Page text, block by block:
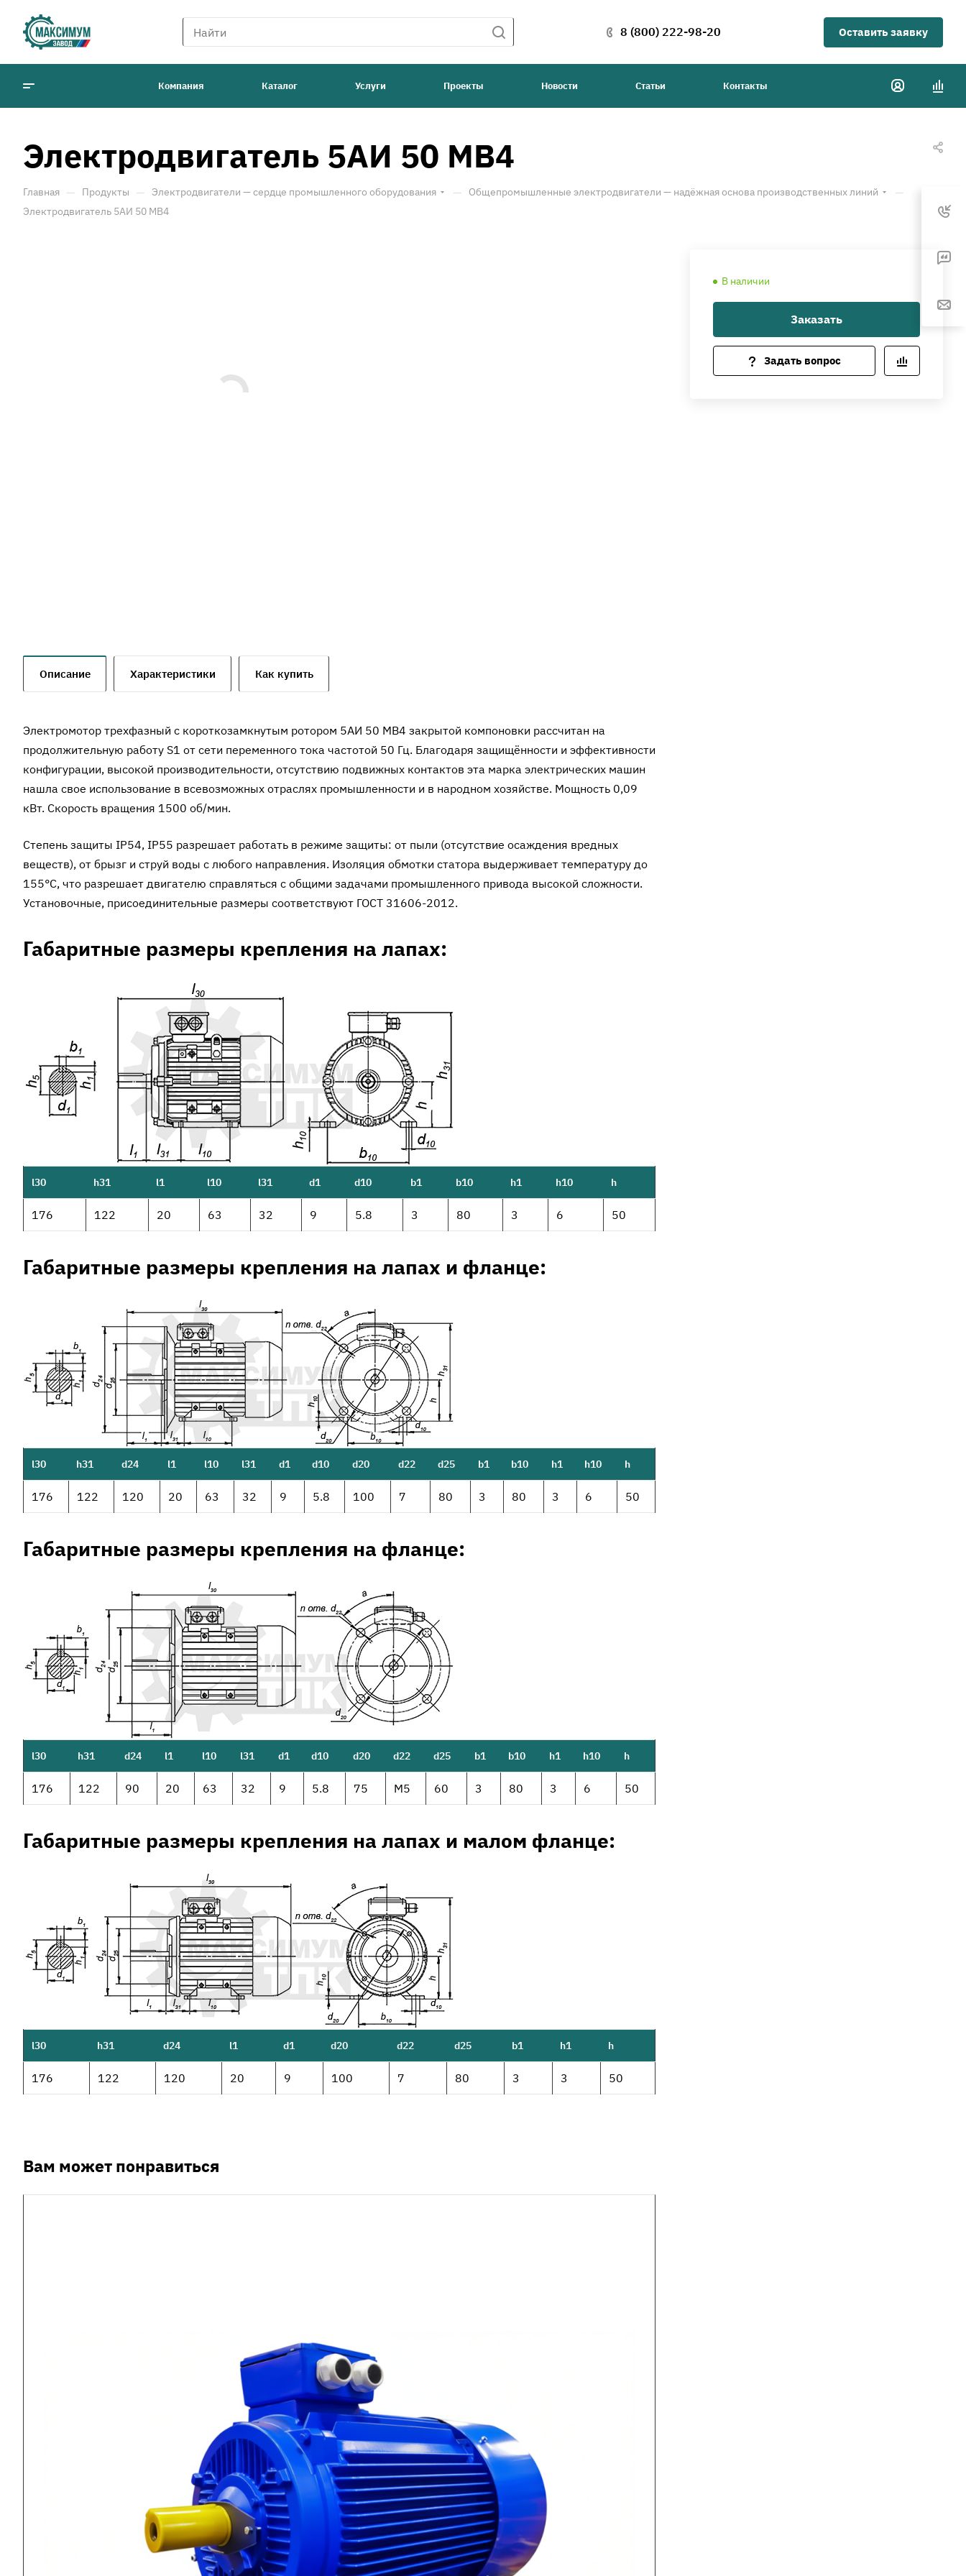
8 (800) 222-98-20 Оставить заявку
Компания Каталог Услуги Проекты Новости Статьи Контакты
Электродвигатель 5АИ 50 МВ4
Главная — Продукты — Электродвигатели — сердце промышленного оборудования — Общепромышленные электродвигатели — надёжная основа производственных линий —
Электродвигатель 5АИ 50 МВ4
В наличии
Заказать
Задать вопрос
Описание Характеристики Как купить
Электромотор трехфазный с короткозамкнутым ротором 5АИ 50 МВ4 закрытой компоновки рассчитан на
продолжительную работу S1 от сети переменного тока частотой 50 Гц. Благодаря защищённости и эффективности
конфигурации, высокой производительности, отсутствию подвижных контактов эта марка электрических машин
нашла свое использование в всевозможных отраслях промышленности и в народном хозяйстве. Мощность 0,09
кВт. Скорость вращения 1500 об/мин.
Степень защиты IP54, IP55 разрешает работать в режиме защиты: от пыли (отсутствие осаждения вредных
веществ), от брызг и струй воды с любого направления. Изоляция обмотки статора выдерживает температуру до
155°C, что разрешает двигателю справляться с общими задачами промышленного привода высокой сложности.
Установочные, присоединительные размеры соответствуют ГОСТ 31606-2012.
Габаритные размеры крепления на лапах:
l30 h31 l1 l10 l31 d1 d10 b1 b10 h1 h10 h
176 122 20 63 32 9 5.8 3 80 3 6 50
Габаритные размеры крепления на лапах и фланце:
l30 h31 d24 l1 l10 l31 d1 d10 d20 d22 d25 b1 b10 h1 h10 h
176 122 120 20 63 32 9 5.8 100 7 80 3 80 3 6 50
Габаритные размеры крепления на фланце:
l30 h31 d24 l1 l10 l31 d1 d10 d20 d22 d25 b1 b10 h1 h10 h
176 122 90 20 63 32 9 5.8 75 М5 60 3 80 3 6 50
Габаритные размеры крепления на лапах и малом фланце:
l30 h31 d24 l1 d1 d20 d22 d25 b1 h1 h
176 122 120 20 9 100 7 80 3 3 50
Вам может понравиться